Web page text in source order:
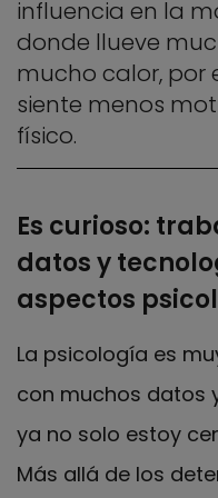
influencia en la
donde llueve
mucho calor, por
siente menos
físico.
Es curioso:
datos y
aspectos
La psicología es
con muchos datos
ya no solo estoy
Más allá de los